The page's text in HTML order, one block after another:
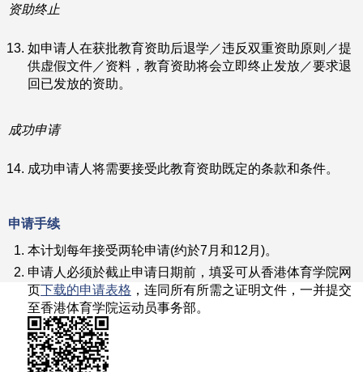
资助终止
如申请人在获批教育资助后退学／违反双重资助原则／提
供虚假文件／资料，教育资助将会立即终止发放／要求退
回已发放的资助。
成功申请
成功申请人将需要接受此教育资助既定的条款和条件。
申请手续
本计划每年接受两轮申请(约於7月和12月)。
申请人必须於截止申请日期前，填妥可从香港体育学院网
页下载的申请表格 ，连同所有所需之证明文件，一并提交
至香港体育学院运动员事务部。